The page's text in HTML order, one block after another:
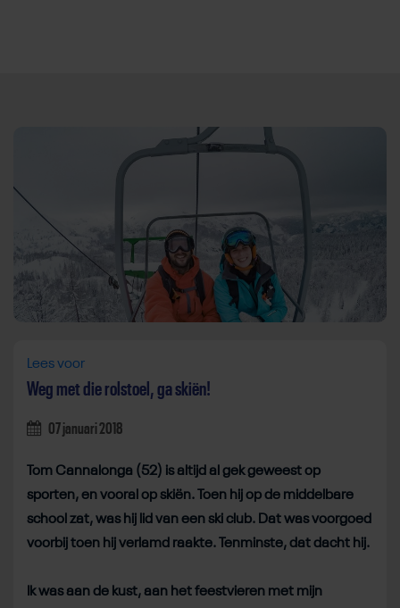
Direct door naar content
Lees voor
Weg met die rolstoel, ga skiën!
07 januari 2018
Tom Cannalonga (52) is altijd al gek geweest op
sporten, en vooral op skiën. Toen hij op de middelbare
school zat, was hij lid van een ski club. Dat was voorgoed
voorbij toen hij verlamd raakte. Tenminste, dat dacht hij.
Ik was aan de kust, aan het feestvieren met mijn